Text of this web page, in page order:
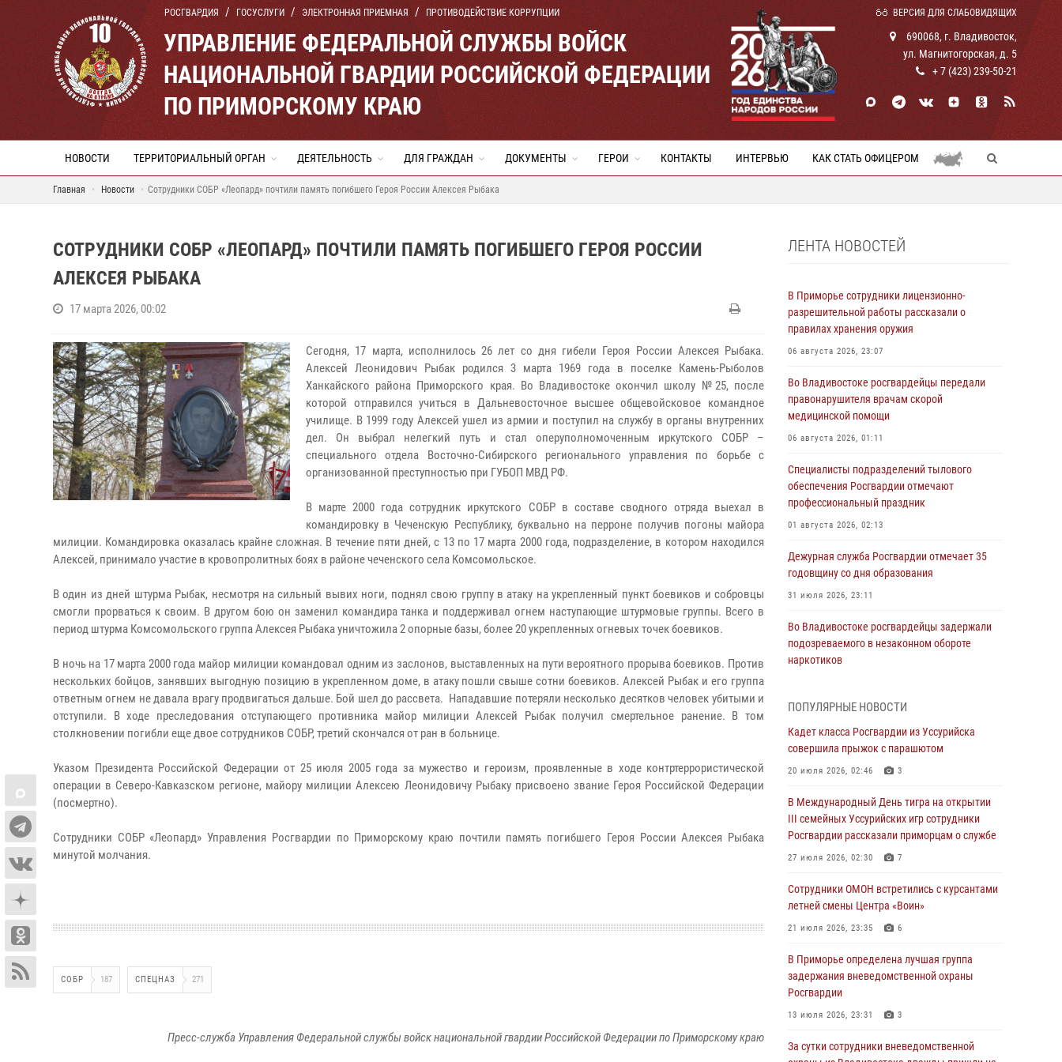
РОСГВАРДИЯ ГОСУСЛУГИ ЭЛЕКТРОННАЯ ПРИЕМНАЯ ПРОТИВОДЕЙСТВИЕ КОРРУПЦИИ ВЕРСИЯ ДЛЯ СЛАБОВИДЯЩИХ
УПРАВЛЕНИЕ ФЕДЕРАЛЬНОЙ СЛУЖБЫ ВОЙСК
НАЦИОНАЛЬНОЙ ГВАРДИИ РОССИЙСКОЙ ФЕДЕРАЦИИ
ПО ПРИМОРСКОМУ КРАЮ
690068, г. Владивосток,
ул. Магнитогорская, д. 5
+ 7 (423) 239-50-21
НОВОСТИ ТЕРРИТОРИАЛЬНЫЙ ОРГАН ДЕЯТЕЛЬНОСТЬ ДЛЯ ГРАЖДАН ДОКУМЕНТЫ ГЕРОИ КОНТАКТЫ ИНТЕРВЬЮ КАК СТАТЬ ОФИЦЕРОМ
Главная Новости Сотрудники СОБР «Леопард» почтили память погибшего Героя России Алексея Рыбака
СОТРУДНИКИ СОБР «ЛЕОПАРД» ПОЧТИЛИ ПАМЯТЬ ПОГИБШЕГО ГЕРОЯ РОССИИ
АЛЕКСЕЯ РЫБАКА
17 марта 2026, 00:02
Сегодня, 17 марта, исполнилось 26 лет со дня гибели Героя России Алексея Рыбака.
Алексей Леонидович Рыбак родился 3 марта 1969 года в поселке Камень-Рыболов
Ханкайского района Приморского края. Во Владивостоке окончил школу №25, после
которой отправился учиться в Дальневосточное высшее общевойсковое командное
училище. В 1999 году Алексей ушел из армии и поступил на службу в органы внутренних
дел. Он выбрал нелегкий путь и стал оперуполномоченным иркутского СОБР –
специального отдела Восточно-Сибирского регионального управления по борьбе с
организованной преступностью при ГУБОП МВД РФ.
В марте 2000 года сотрудник иркутского СОБР в составе сводного отряда выехал в
командировку в Чеченскую Республику, буквально на перроне получив погоны майора
милиции. Командировка оказалась крайне сложная. В течение пяти дней, с 13 по 17 марта 2000 года, подразделение, в котором находился
Алексей, принимало участие в кровопролитных боях в районе чеченского села Комсомольское.
В один из дней штурма Рыбак, несмотря на сильный вывих ноги, поднял свою группу в атаку на укрепленный пункт боевиков и собровцы
смогли прорваться к своим. В другом бою он заменил командира танка и поддерживал огнем наступающие штурмовые группы. Всего в
период штурма Комсомольского группа Алексея Рыбака уничтожила 2 опорные базы, более 20 укрепленных огневых точек боевиков.
В ночь на 17 марта 2000 года майор милиции командовал одним из заслонов, выставленных на пути вероятного прорыва боевиков. Против
нескольких бойцов, занявших выгодную позицию в укрепленном доме, в атаку пошли свыше сотни боевиков. Алексей Рыбак и его группа
ответным огнем не давала врагу продвигаться дальше. Бой шел до рассвета. Нападавшие потеряли несколько десятков человек убитыми и
отступили. В ходе преследования отступающего противника майор милиции Алексей Рыбак получил смертельное ранение. В том
столкновении погибли еще двое сотрудников СОБР, третий скончался от ран в больнице.
Указом Президента Российской Федерации от 25 июля 2005 года за мужество и героизм, проявленные в ходе контртеррористической
операции в Северо-Кавказском регионе, майору милиции Алексею Леонидовичу Рыбаку присвоено звание Героя Российской Федерации
(посмертно).
Сотрудники СОБР «Леопард» Управления Росгвардии по Приморскому краю почтили память погибшего Героя России Алексея Рыбака
минутой молчания.
СОБР 187 СПЕЦНАЗ 271
Пресс-служба Управления Федеральной службы войск национальной гвардии Российской Федерации по Приморскому краю
ЛЕНТА НОВОСТЕЙ
В Приморье сотрудники лицензионно-
разрешительной работы рассказали о
правилах хранения оружия
06 августа 2026, 23:07
Во Владивостоке росгвардейцы передали
правонарушителя врачам скорой
медицинской помощи
06 августа 2026, 01:11
Специалисты подразделений тылового
обеспечения Росгвардии отмечают
профессиональный праздник
01 августа 2026, 02:13
Дежурная служба Росгвардии отмечает 35
годовщину со дня образования
31 июля 2026, 23:11
Во Владивостоке росгвардейцы задержали
подозреваемого в незаконном обороте
наркотиков
Вопрос противодействия незаконному
обороту оружия рассмотрели на заседании
антитеррористической комиссии
Во Владивостоке во дворе жилого дома
сотрудники вневедомственной охраны
обнаружили запрещенные растения
В День Крещения Руси в Князь-
Владимирском храме – Главном храме
с крестным ходом
28 июля 2026, 10:29 3
Росгвардейцы в Приморье приняли участие в
28 июля 2026, 05:39 3
ПОПУЛЯРНЫЕ НОВОСТИ
Кадет класса Росгвардии из Уссурийска
совершила прыжок с парашютом
20 июля 2026, 02:46 3
В Международный День тигра на открытии
III семейных Уссурийских игр сотрудники
Росгвардии рассказали приморцам о службе
27 июля 2026, 02:30 7
Сотрудники ОМОН встретились с курсантами
летней смены Центра «Воин»
21 июля 2026, 23:35 6
В Приморье определена лучшая группа
задержания вневедомственной охраны
Росгвардии
13 июля 2026, 23:31 3
За сутки сотрудники вневедомственной